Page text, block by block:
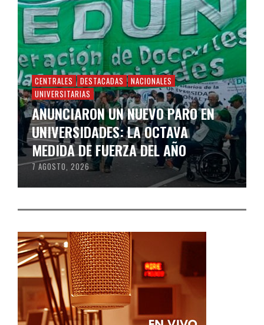
CENTRALES DESTACADAS
NACIONALES
UNIVERSITARIAS
ANUNCIARON UN NUEVO PARO EN
UNIVERSIDADES: LA OCTAVA
MEDIDA DE FUERZA DEL AÑO
7 AGOSTO, 2026